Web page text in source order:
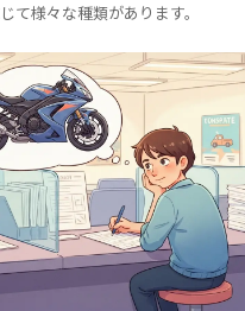
て様々な種類があります。